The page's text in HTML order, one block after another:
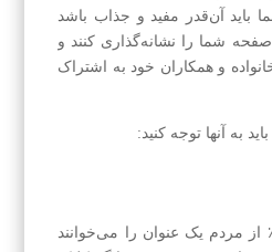
باید آن‌قدر مفید و جذاب باشد
شما را نشانه‌گذاری کنند و
و همکاران خود به اشتراک
به آنها توجه کنید:
یاد داشته باشید که 80٪ از مردم یک عنوان را می‌خوانند